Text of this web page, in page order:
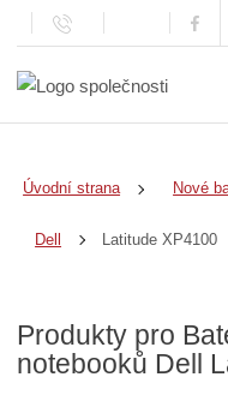
Úvodní strana Nové
Dell Latitude XP4100
Produkty pro
notebooků Dell